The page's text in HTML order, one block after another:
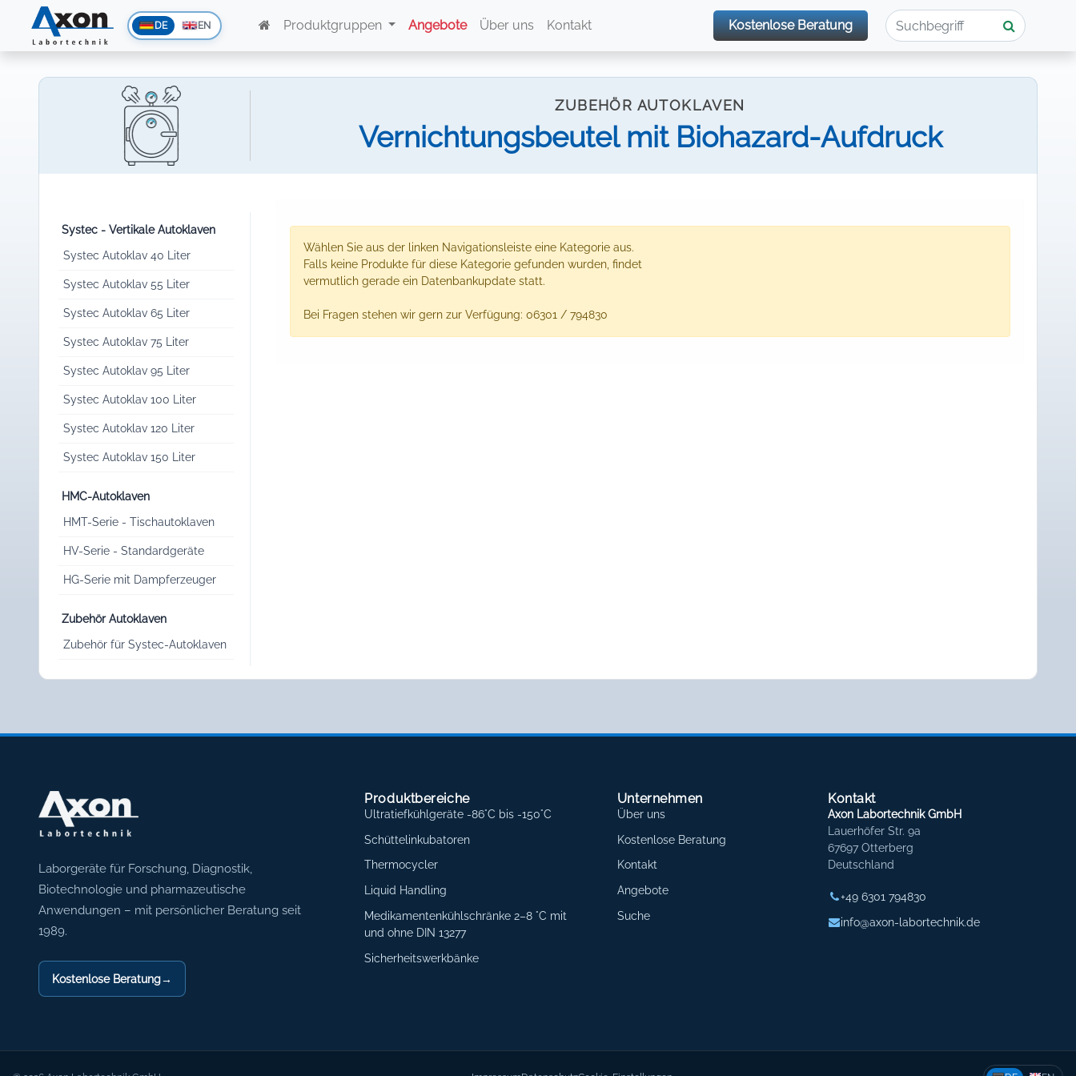
DE EN Produktgruppen Angebote Über uns Kontakt Kostenlose Beratung
ZUBEHÖR AUTOKLAVEN
Vernichtungsbeutel mit Biohazard-Aufdruck
Systec - Vertikale Autoklaven
Systec Autoklav 40 Liter
Systec Autoklav 55 Liter
Systec Autoklav 65 Liter
Systec Autoklav 75 Liter
Systec Autoklav 95 Liter
Systec Autoklav 100 Liter
Systec Autoklav 120 Liter
Systec Autoklav 150 Liter
HMC-Autoklaven
HMT-Serie - Tischautoklaven
HV-Serie - Standardgeräte
HG-Serie mit Dampferzeuger
Zubehör Autoklaven
Zubehör für Systec-Autoklaven
Wählen Sie aus der linken Navigationsleiste eine Kategorie aus.
Falls keine Produkte für diese Kategorie gefunden wurden, findet
vermutlich gerade ein Datenbankupdate statt.
Bei Fragen stehen wir gern zur Verfügung: 06301 / 794830
Axon Labortechnik
Laborgeräte für Forschung, Diagnostik,
Biotechnologie und pharmazeutische
Anwendungen – mit persönlicher Beratung seit
1989.
Kostenlose Beratung→
Produktbereiche
Ultratiefkühlgeräte -86°C bis -150°C
Schüttelinkubatoren
Thermocycler
Liquid Handling
Medikamentenkühlschränke 2–8 °C mit
und ohne DIN 13277
Sicherheitswerkbänke
Unternehmen
Über uns
Kostenlose Beratung
Kontakt
Angebote
Suche
Kontakt
Axon Labortechnik GmbH
Lauerhöfer Str. 9a
67697 Otterberg
Deutschland
+49 6301 794830
info@axon-labortechnik.de